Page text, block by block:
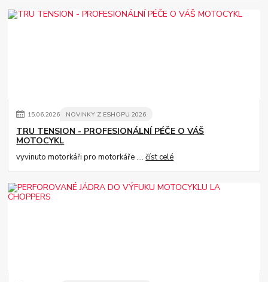
15.06.2026 NOVINKY Z ESHOPU 2026
TRU TENSION - PROFESIONÁLNÍ PÉČE O VÁŠ
MOTOCYKL
vyvinuto motorkáři pro motorkáře ....číst celé